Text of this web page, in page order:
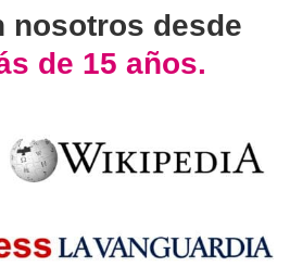
nosotros desde
de 15 años.